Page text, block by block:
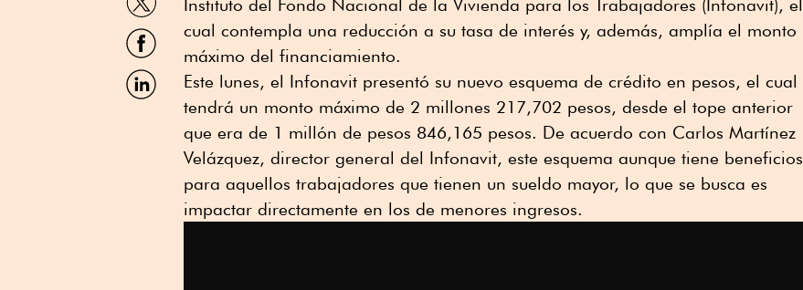
por
Twitter
Compartir
por
Facebook
Compartir
por
Instituto del Fondo Nacional de la Vivienda para los Trabajadores (Infonavit), el
cual contempla una reducción a su tasa de interés y, además, amplía el monto
máximo del financiamiento.
Este lunes, el Infonavit presentó su nuevo esquema de crédito en pesos, el cual
tendrá un monto máximo de 2 millones 217,702 pesos, desde el tope anterior
que era de 1 millón de pesos 846,165 pesos. De acuerdo con Carlos Martínez
Velázquez, director general del Infonavit, este esquema aunque tiene beneficios
para aquellos trabajadores que tienen un sueldo mayor, lo que se busca es
impactar directamente en los de menores ingresos.